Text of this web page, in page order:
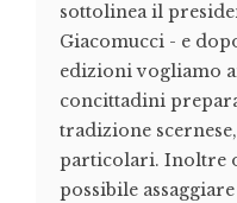
sottolinea il
Giacomucci - e
edizioni vogliamo
concittadini
tradizione
particolari. Inoltre
possibile